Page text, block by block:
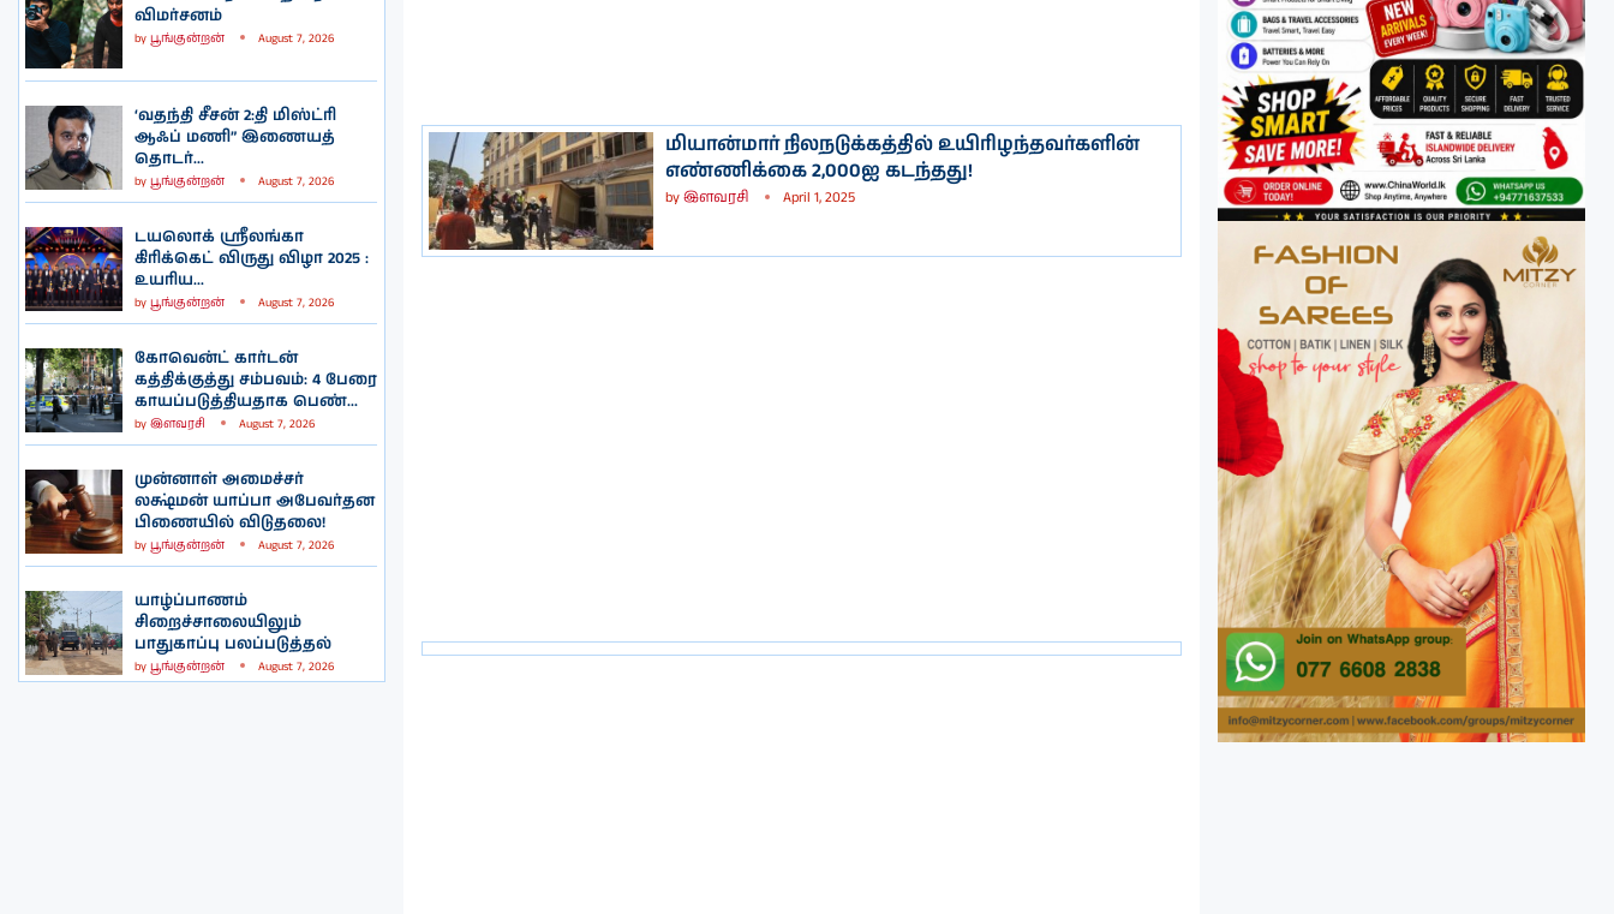
விமர்சனம்
by பூங்குன்றன் August 7, 2026
‘வதந்தி சீசன் 2:தி மிஸ்ட்ரி
ஆஃப் மணி” இணையத்
தொடர்...
by பூங்குன்றன் August 7, 2026
டயலொக் ஸ்ரீலங்கா
கிரிக்கெட் விருது விழா 2025 :
உயரிய...
by பூங்குன்றன் August 7, 2026
கோவென்ட் கார்டன்
கத்திக்குத்து சம்பவம்: 4 பேரை
காயப்படுத்தியதாக பெண்...
by இளவரசி August 7, 2026
முன்னாள் அமைச்சர்
லக்ஷ்மன் யாப்பா அபேவர்தன
பிணையில் விடுதலை!
by பூங்குன்றன் August 7, 2026
யாழ்ப்பாணம்
சிறைச்சாலையிலும்
பாதுகாப்பு பலப்படுத்தல்
by பூங்குன்றன் August 7, 2026
மியான்மார் நிலநடுக்கத்தில் உயிரிழந்தவர்களின்
எண்ணிக்கை 2,000ஐ கடந்தது!
byஇளவரசி April 1, 2025